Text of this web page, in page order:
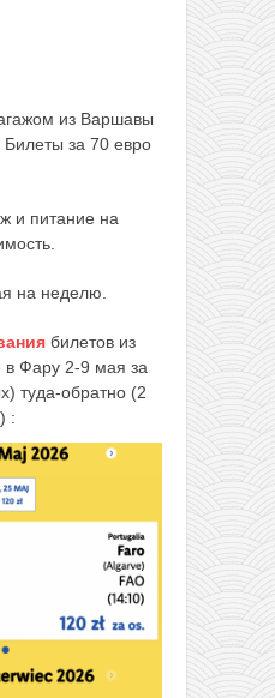
из Варшавы
за 70 евро
и питание на
на неделю.
билетов из
в Фару 2-9 мая за
туда-обратно (2
: